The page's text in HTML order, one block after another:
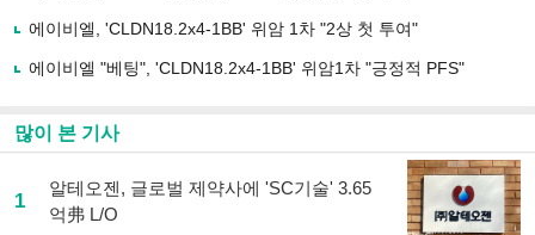
기
에이비엘, 'CLDN18.2x4-1BB' 위암 1차 "2상 첫 투여"
에이비엘 "베팅", 'CLDN18.2x4-1BB' 위암1차 "긍정적 PFS"
많이 본 기사
1
알테오젠, 글로벌 제약사에 'SC기술' 3.65
억弗 L/O